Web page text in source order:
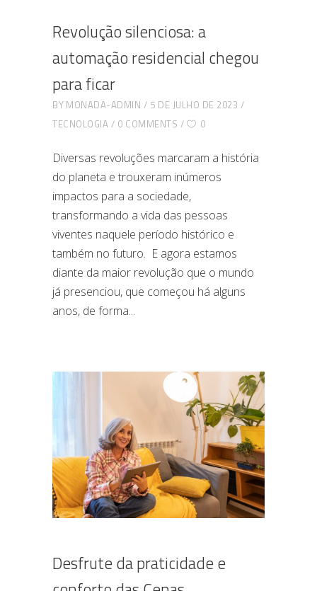
Revolução silenciosa: a
automação residencial chegou
para ficar
BY MONADA-ADMIN
5 DE JULHO DE 2023
TECNOLOGIA
0 COMMENTS 0
Diversas revoluções marcaram a história
do planeta e trouxeram inúmeros
impactos para a sociedade,
transformando a vida das pessoas
viventes naquele período histórico e
também no futuro. E agora estamos
diante da maior revolução que o mundo
já presenciou, que começou há alguns
anos, de forma
Desfrute da praticidade e